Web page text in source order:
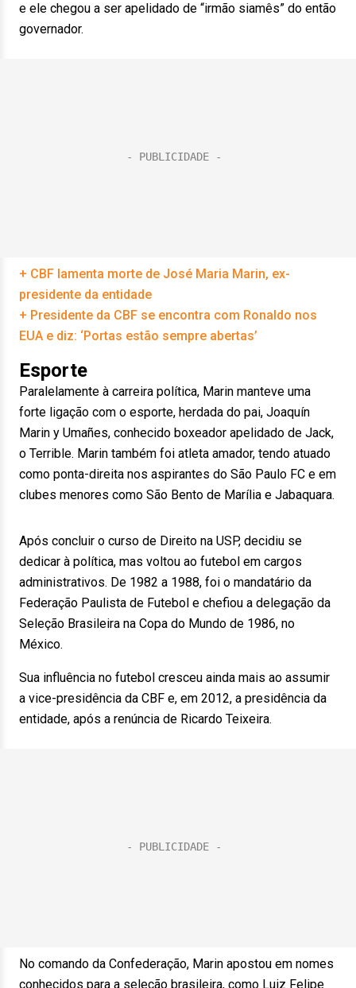
e ele chegou a ser apelidado de “irmão siamês” do então
governador.
+ CBF lamenta morte de José Maria Marin, ex-
presidente da entidade
+ Presidente da CBF se encontra com Ronaldo nos
EUA e diz: ‘Portas estão sempre abertas’
Esporte
Paralelamente à carreira política, Marin manteve uma
forte ligação com o esporte, herdada do pai, Joaquín
Marin y Umañes, conhecido boxeador apelidado de Jack,
o Terrible. Marin também foi atleta amador, tendo atuado
como ponta-direita nos aspirantes do São Paulo FC e em
clubes menores como São Bento de Marília e Jabaquara.
Após concluir o curso de Direito na USP, decidiu se
dedicar à política, mas voltou ao futebol em cargos
administrativos. De 1982 a 1988, foi o mandatário da
Federação Paulista de Futebol e chefiou a delegação da
Seleção Brasileira na Copa do Mundo de 1986, no
México.
Sua influência no futebol cresceu ainda mais ao assumir
a vice-presidência da CBF e, em 2012, a presidência da
entidade, após a renúncia de Ricardo Teixeira.
No comando da Confederação, Marin apostou em nomes
conhecidos para a seleção brasileira, como Luiz Felipe